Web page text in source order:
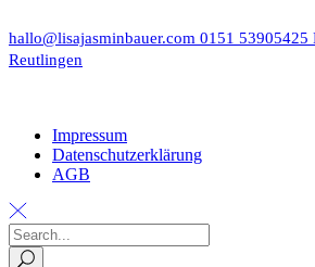
hallo@lisajasminbauer.com 0151 53905425
Reutlingen
Impressum
Datenschutzerklärung
AGB